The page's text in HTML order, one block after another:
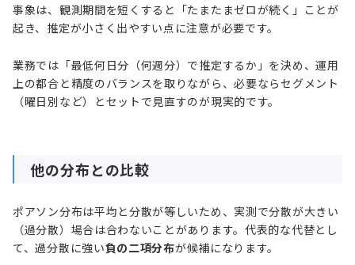
事象は、観測期間を短くすると「たまたまゼロが続く」ことが
起き、推定が小さく出やすい点に注意が必要です。
業務では「最低何日分（何週分）で推定するか」を決め、運用
上の都合と精度のバランスを取りながら、必要ならセグメント
（曜日別など）とセットで見直すのが現実的です。
他の分布との比較
ポアソン分布は平均と分散が等しいため、実測で分散が大きい
（過分散）場合は合わないことがあります。代表的な代替とし
て、過分散に強い負の二項分布が候補になります。